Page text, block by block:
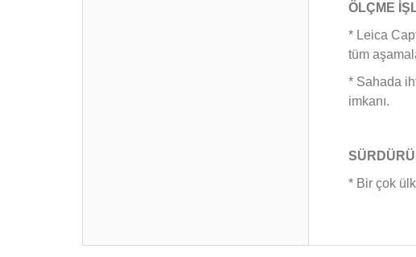
ÖLÇME
* Leica
tüm
* Sahada
imkanı.
* Bir çok